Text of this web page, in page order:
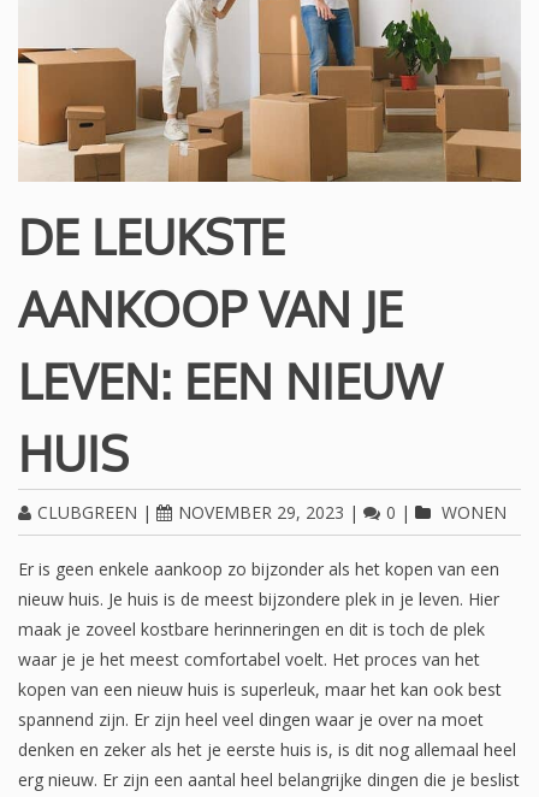
DE LEUKSTE
AANKOOP VAN JE
LEVEN: EEN NIEUW
HUIS
CLUBGREEN | NOVEMBER 29, 2023 | 0 | WONEN
Er is geen enkele aankoop zo bijzonder als het kopen van een
nieuw huis. Je huis is de meest bijzondere plek in je leven. Hier
maak je zoveel kostbare herinneringen en dit is toch de plek
waar je je het meest comfortabel voelt. Het proces van het
kopen van een nieuw huis is superleuk, maar het kan ook best
spannend zijn. Er zijn heel veel dingen waar je over na moet
denken en zeker als het je eerste huis is, is dit nog allemaal heel
erg nieuw. Er zijn een aantal heel belangrijke dingen die je beslist